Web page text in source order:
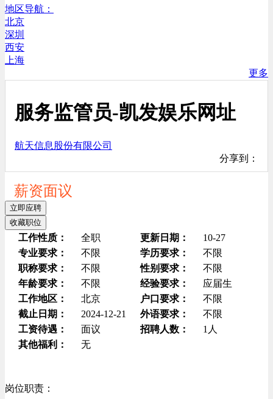
地区导航：
北京
深圳
西安
上海
更多
服务监管员-凯发娱乐网址
航天信息股份有限公司
分享到：
薪资面议
立即应聘
收藏职位
工作性质： 全职 更新日期：
10-27
专业要求：
不限 学历要求：
不限
职称要求：
不限 性别要求：
不限
年龄要求：
不限 经验要求：
应届生
工作地区：
北京 户口要求：
不限
截止日期：
2024-12-21 外语要求：
不限
工资待遇：
面议 招聘人数：
1人
其他福利：
无
岗位职责：